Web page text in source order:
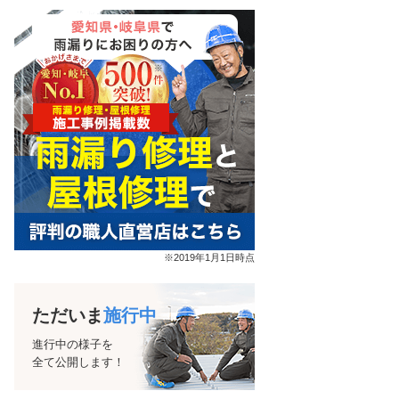
※2019年1月1日時点
ただいま施行中
進行中の様子を
全て公開します！